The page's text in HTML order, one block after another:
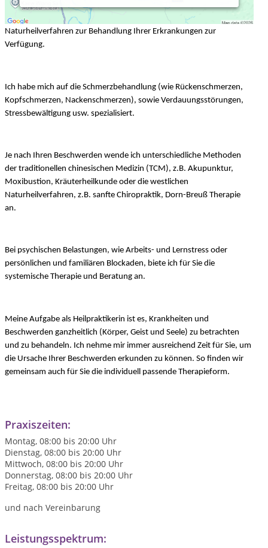
In meiner Naturheilpraxis in Stuttgart stehe ich Ihnen mit zahlreichen
Naturheilverfahren zur Behandlung Ihrer Erkrankungen zur
Verfügung.
Ich habe mich auf die Schmerzbehandlung (wie Rückenschmerzen,
Kopfschmerzen, Nackenschmerzen), sowie Verdauungsstörungen,
Stressbewältigung usw. spezialisiert.
Je nach Ihren Beschwerden wende ich unterschiedliche Methoden
der traditionellen chinesischen Medizin (TCM), z.B. Akupunktur,
Moxibustion, Kräuterheilkunde oder die westlichen
Naturheilverfahren, z.B. sanfte Chiropraktik, Dorn-Breuß Therapie
an.
Bei psychischen Belastungen, wie Arbeits- und Lernstress oder
persönlichen und familiären Blockaden, biete ich für Sie die
systemische Therapie und Beratung an.
Meine Aufgabe als Heilpraktikerin ist es, Krankheiten und
Beschwerden ganzheitlich (Körper, Geist und Seele) zu betrachten
und zu behandeln. Ich nehme mir immer ausreichend Zeit für Sie, um
die Ursache Ihrer Beschwerden erkunden zu können. So finden wir
gemeinsam auch für Sie die individuell passende Therapieform.
Praxiszeiten:
Montag, 08:00 bis 20:00 Uhr
Dienstag, 08:00 bis 20:00 Uhr
Mittwoch, 08:00 bis 20:00 Uhr
Donnerstag, 08:00 bis 20:00 Uhr
Freitag, 08:00 bis 20:00 Uhr
und nach Vereinbarung
Leistungsspektrum: